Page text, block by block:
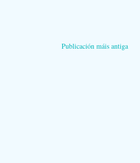
Publicación máis antiga